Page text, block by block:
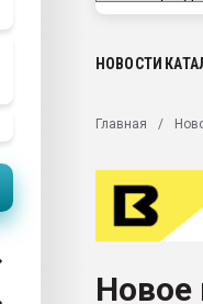
28.07.2026
Всё, что касается
Материал
Продам отходы
поликарбоната и АБС-
Armaloy PC/ABS-1IM
НОВОСТИ
Главная
Новое